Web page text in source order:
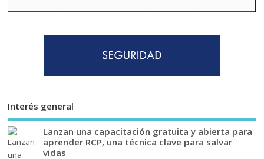
Interés general
Lanzan una capacitación gratuita y abierta para
aprender RCP, una técnica clave para salvar
vidas